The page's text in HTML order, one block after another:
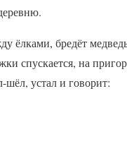
ёлками, бредёт
спускается, на
устал и говорит: